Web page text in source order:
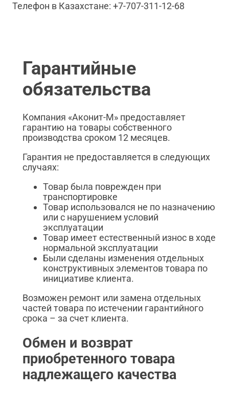
Телефон в Казахстане: +7-707-311-12-68
Гарантийные
обязательства
Компания «Аконит-М» предоставляет
гарантию на товары собственного
производства сроком 12 месяцев.
Гарантия не предоставляется в следующих
случаях:
Товар была поврежден при
транспортировке
Товар использовался не по назначению
или с нарушением условий
эксплуатации
Товар имеет естественный износ в ходе
нормальной эксплуатации
Были сделаны изменения отдельных
конструктивных элементов товара по
инициативе клиента.
Возможен ремонт или замена отдельных
частей товара по истечении гарантийного
срока – за счет клиента.
Обмен и возврат
приобретенного товара
надлежащего качества